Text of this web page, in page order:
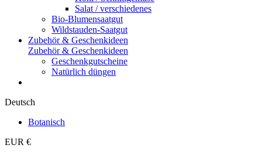
Salat / verschiedenes
Bio-Blumensaatgut
Wildstauden-Saatgut
Zubehör & Geschenkideen
Zubehör & Geschenkideen
Geschenkgutscheine
Natürlich düngen
Deutsch
Botanisch
EUR €